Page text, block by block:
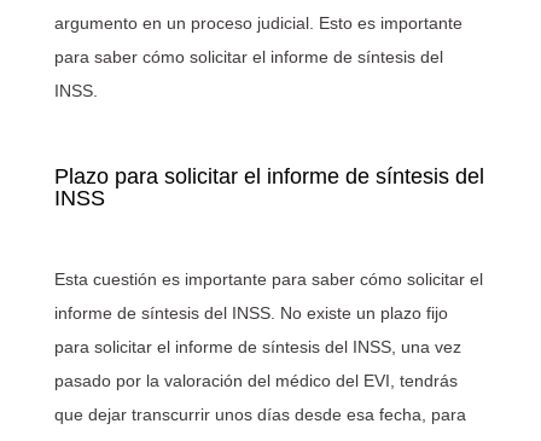
argumento en un proceso judicial. Esto es importante
para saber cómo solicitar el informe de síntesis del
INSS.
Plazo para solicitar el informe de síntesis del
INSS
Esta cuestión es importante para saber cómo solicitar el
informe de síntesis del INSS. No existe un plazo fijo
para solicitar el informe de síntesis del INSS, una vez
pasado por la valoración del médico del EVI, tendrás
que dejar transcurrir unos días desde esa fecha, para